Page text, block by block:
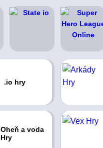
.io hry
Oheň a voda
Hry